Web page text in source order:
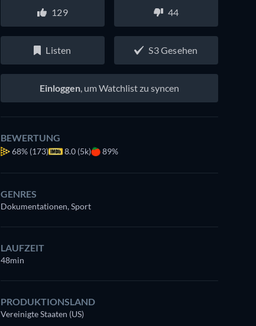
129 44
Listen S3 Gesehen
Einloggen, um Watchlist zu syncen
BEWERTUNG
68% (173) 8.0 (5k) 89%
GENRES
Dokumentationen, Sport
LAUFZEIT
48min
PRODUKTIONSLAND
Vereinigte Staaten (US)